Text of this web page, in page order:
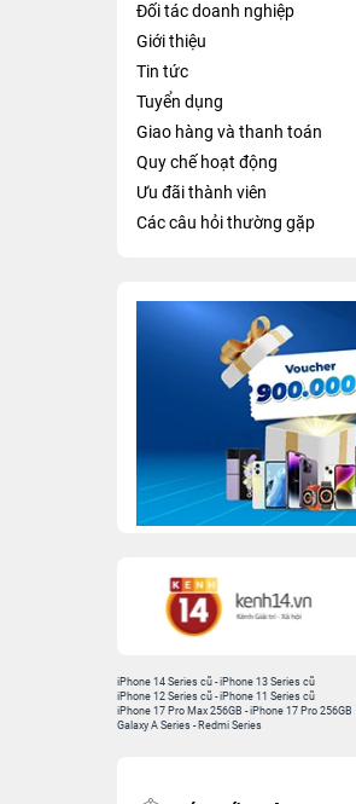
Đối tác doanh nghiệp
Giới thiệu
Tin tức
Tuyển dụng
Giao hàng và thanh toán
Quy chế hoạt động
Ưu đãi thành viên
Các câu hỏi thường gặp
iPhone 14 Series cũ -iPhone 13 Series cũ
iPhone 12 Series cũ -iPhone 11 Series cũ
iPhone 17 Pro Max 256GB -iPhone 17 Pro 256GB
Galaxy A Series - Redmi Series